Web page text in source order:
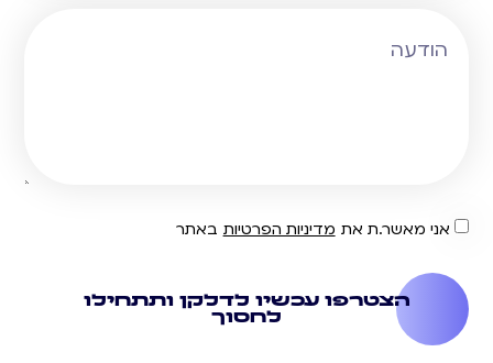
אני מאשר.ת את מדיניות הפרטיות באתר
הצטרפו עכשיו לדלקן ותתחילו
לחסוך